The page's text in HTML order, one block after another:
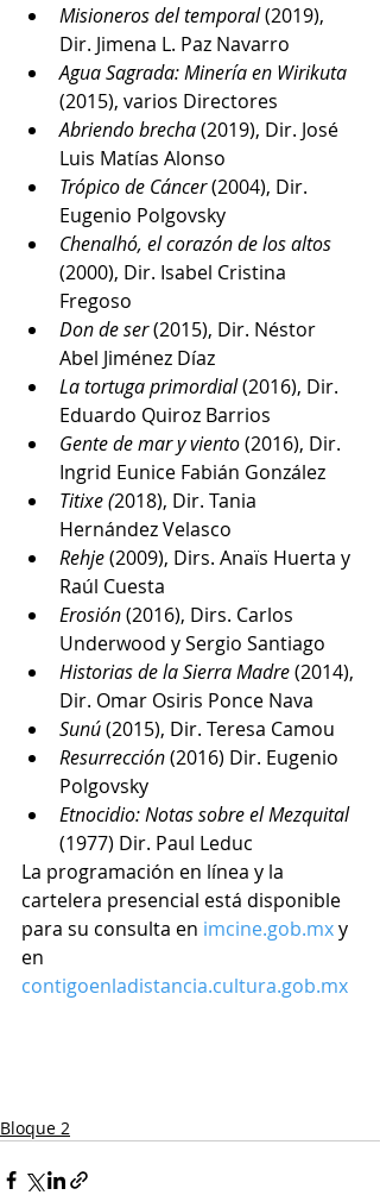
Misioneros del temporal (2019),
Dir. Jimena L. Paz Navarro
Agua Sagrada: Minería en Wirikuta
(2015), varios Directores
Abriendo brecha (2019), Dir. José
Luis Matías Alonso
Trópico de Cáncer (2004), Dir.
Eugenio Polgovsky
Chenalhó, el corazón de los altos
(2000), Dir. Isabel Cristina
Fregoso
Don de ser (2015), Dir. Néstor
Abel Jiménez Díaz
La tortuga primordial (2016), Dir.
Eduardo Quiroz Barrios
Gente de mar y viento (2016), Dir.
Ingrid Eunice Fabián González
Titixe (2018), Dir. Tania
Hernández Velasco
Rehje (2009), Dirs. Anaïs Huerta y
Raúl Cuesta
Erosión (2016), Dirs. Carlos
Underwood y Sergio Santiago
Historias de la Sierra Madre (2014),
Dir. Omar Osiris Ponce Nava
Sunú (2015), Dir. Teresa Camou
Resurrección (2016) Dir. Eugenio
Polgovsky
Etnocidio: Notas sobre el Mezquital
(1977) Dir. Paul Leduc
La programación en línea y la
cartelera presencial está disponible
para su consulta en imcine.gob.mx y
en
contigoenladistancia.cultura.gob.mx
Bloque 2